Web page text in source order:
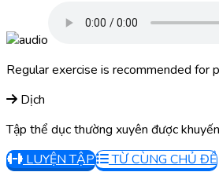
Regular exercise is recommended for
Dịch
Tập thể dục thường xuyên được
LUYỆN TẬP
TỪ CÙNG CHỦ ĐỀ